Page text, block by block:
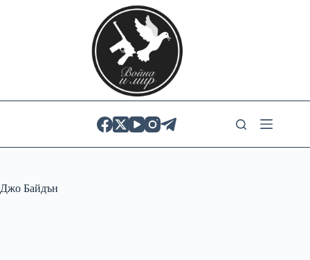
Джо Байдън